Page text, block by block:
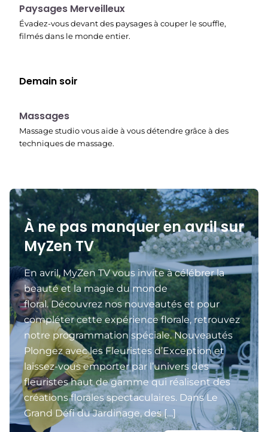
22:37
Paysages Merveilleux
Évadez-vous devant des paysages à couper le souffle,
filmés dans le monde entier.
Demain soir
22:45
Massages
Massage studio vous aide à vous détendre grâce à des
techniques de massage.
À ne pas manquer en avril sur
MyZen TV
En avril, MyZen TV vous invite à célébrer la
beauté et la magie du monde
floral. Découvrez nos nouveautés et pour
compléter cette expérience florale, retrouvez
notre programmation spéciale. Nouveautés
Plongez avec les Fleuristes d’Exception et
laissez-vous emporter par l’univers des
fleuristes haut de gamme qui réalisent des
créations florales spectaculaires. Dans Le
Grand Défi du Jardinage, des […]